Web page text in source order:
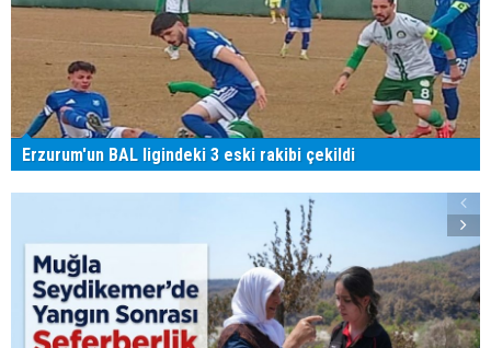
Erzurum'un BAL ligindeki 3 eski rakibi çekildi